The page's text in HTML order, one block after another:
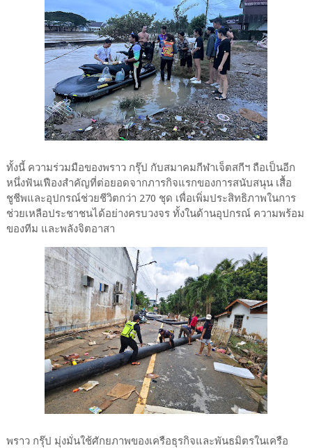
ทั้งนี้ ความร่วมมือของพราว กรุ๊ป กับสมาคมกีฬาเจ็ตสกีฯ ถือเป็นอีก
หนึ่งฟันเฟืองสำคัญที่ต่อยอดจากภารกิจแรกของการสนับสนุน เสื้อ
ชูชีพและอุปกรณ์ช่วยชีวิตกว่า 270 ชุด เพื่อเพิ่มประสิทธิภาพในการ
ช่วยเหลือประชาชนได้อย่างครบวงจร ทั้งในด้านอุปกรณ์ ความพร้อม
ของทีม และพลังจิตอาสา
พราว กรุ๊ป มุ่งมั่นใช้ศักยภาพของเครือธุรกิจและพันธมิตรในเครือ